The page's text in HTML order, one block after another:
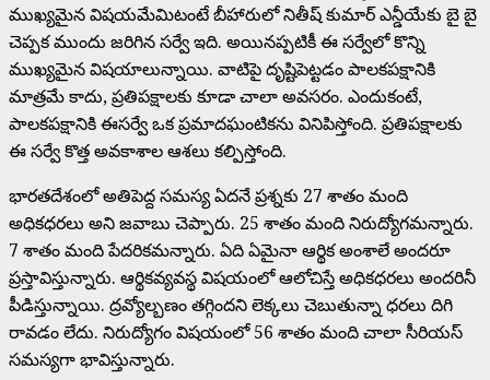
ముఖ్యమైన విషయమేమిటంటే బీహారులో నితీష్ కుమార్ ఎన్డీయేకు బై బై
చెప్పక ముందు జరిగిన సర్వే ఇది. అయినప్పటికీ ఈ సర్వేలో కొన్ని
ముఖ్యమైన విషయాలున్నాయి. వాటిపై దృష్టిపెట్టడం పాలకపక్షానికి
మాత్రమే కాదు, ప్రతిపక్షాలకు కూడా చాలా అవసరం. ఎందుకంటే,
పాలకపక్షానికి ఈసర్వే ఒక ప్రమాదఘంటికను వినిపిస్తోంది. ప్రతిపక్షాలకు
ఈ సర్వే కొత్త అవకాశాల ఆశలు కల్పిస్తోంది.
భారతదేశంలో అతిపెద్ద సమస్య ఏదనే ప్రశ్నకు 27 శాతం మంది
అధికధరలు అని జవాబు చెప్పారు. 25 శాతం మంది నిరుద్యోగమన్నారు.
7 శాతం మంది పేదరికమన్నారు. ఏది ఏమైనా ఆర్థిక అంశాలే అందరూ
ప్రస్తావిస్తున్నారు. ఆర్థికవ్యవస్థ విషయంలో ఆలోచిస్తే అధికధరలు అందరినీ
పీడిస్తున్నాయి. ద్రవ్యోల్బణం తగ్గిందని లెక్కలు చెబుతున్నా ధరలు దిగి
రావడం లేదు. నిరుద్యోగం విషయంలో 56 శాతం మంది చాలా సీరియస్
సమస్యగా భావిస్తున్నారు.